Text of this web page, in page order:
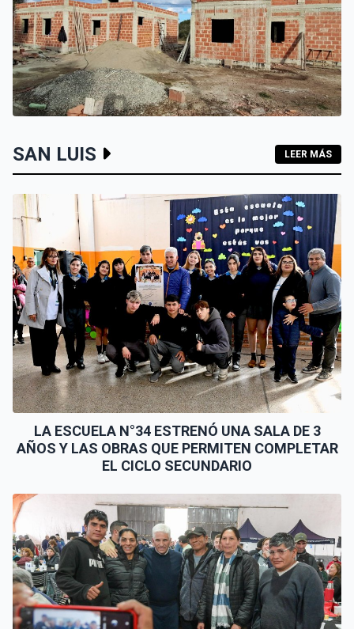
LOS HOGARES DE LOS MOLLES Y PASO GRANDE AVANZAN
CON MAMPOSTERÍA E INSTALACIONES
SAN LUIS LEER MÁS
LA ESCUELA N°34 ESTRENÓ UNA SALA DE 3
AÑOS Y LAS OBRAS QUE PERMITEN COMPLETAR
EL CICLO SECUNDARIO